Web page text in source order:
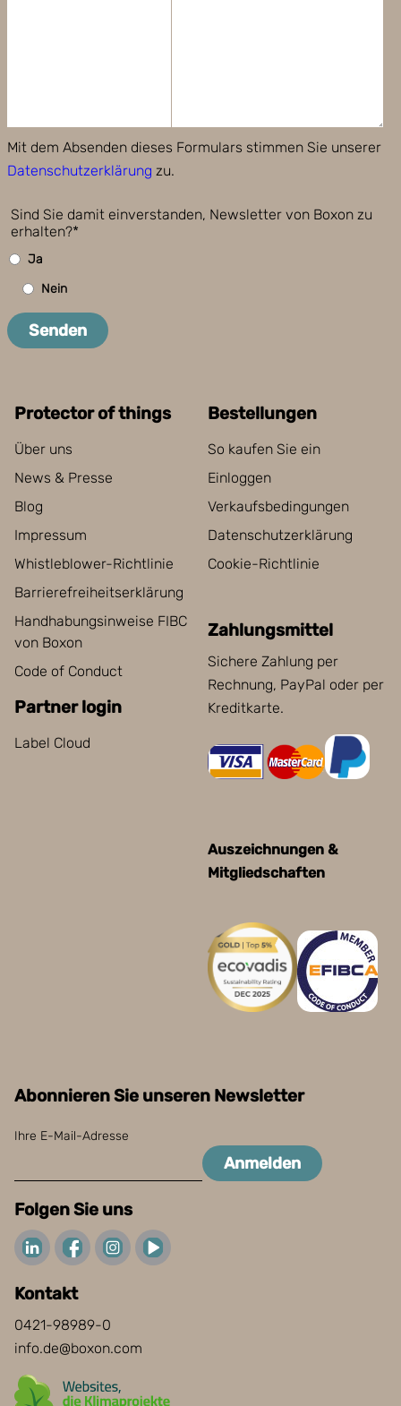
Mit dem Absenden dieses Formulars stimmen Sie unserer
Datenschutzerklärung zu.
Sind Sie damit einverstanden, Newsletter von Boxon zu
erhalten?*
Ja
Nein
Senden
Protector of things
Über uns
News & Presse
Blog
Impressum
Whistleblower-Richtlinie
Barrierefreiheitserklärung
Handhabungsinweise FIBC
von Boxon
Code of Conduct
Partner login
Label Cloud
Bestellungen
So kaufen Sie ein
Einloggen
Verkaufsbedingungen
Datenschutzerklärung
Cookie-Richtlinie
Zahlungsmittel
Sichere Zahlung per
Rechnung, PayPal oder per
Kreditkarte.
Auszeichnungen &
Mitgliedschaften
Abonnieren Sie unseren Newsletter
Ihre E-Mail-Adresse
Anmelden
Folgen Sie uns
Kontakt
0421-98989-0
info.de@boxon.com